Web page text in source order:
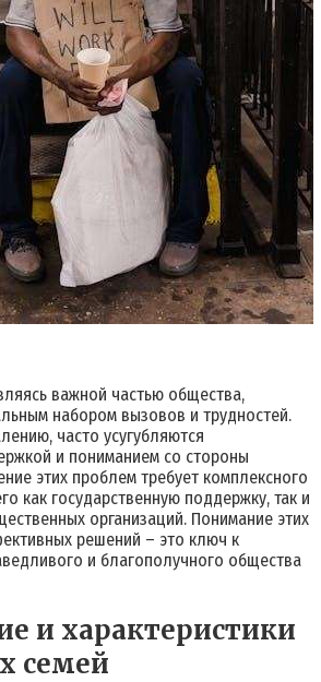
важной частью общества,
набором вызовов и трудностей.
часто усугубляются
и пониманием со стороны
этих проблем требует комплексного
как государственную поддержку, так и
организаций. Понимание этих
решений – это ключ к
и благополучного общества
и характеристики
семей